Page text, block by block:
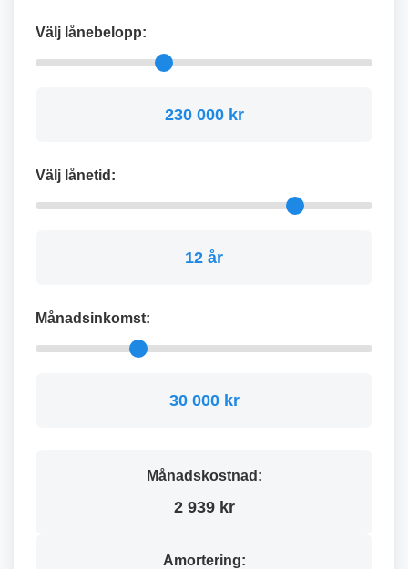
Välj lånebelopp:
230 000 kr
Välj lånetid:
12 år
Månadsinkomst:
30 000 kr
Månadskostnad:
2 939 kr
Amortering: